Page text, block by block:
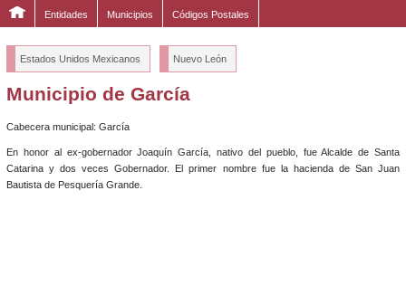
Entidades Municipios Códigos Postales
Estados Unidos Mexicanos Nuevo León
Municipio de García
Cabecera municipal: García
En honor al ex-gobernador Joaquín García, nativo del pueblo, fue Alcalde de Santa
Catarina y dos veces Gobernador. El primer nombre fue la hacienda de San Juan
Bautista de Pesquería Grande.